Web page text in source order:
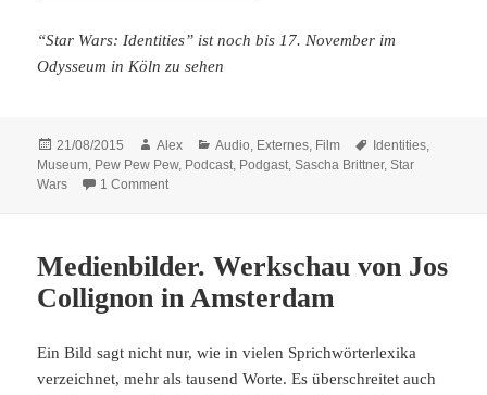
“Star Wars: Identities” ist noch bis 17. November im
Odysseum in Köln zu sehen
Posted
on
21/08/2015 Author
Alex Categories
Audio Externes Film Tags
Identities
Museum Pew Pew Pew, Podcast Podgast ,Sascha Brittner,Star
Wars
1 Commenton Podgast (IX) – “Star Wars: Identities”
Medienbilder. Werkschau von Jos
Collignon in Amsterdam
Ein Bild sagt nicht nur, wie in vielen Sprichwörterlexika
verzeichnet, mehr als tausend Worte. Es überschreitet auch